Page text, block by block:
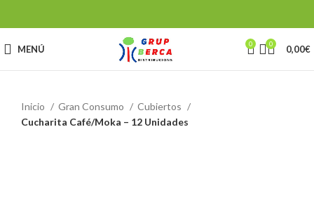
MENÚ 0 0 0,00€
Inicio Gran Consumo
Cubiertos
Cucharita Café/Moka – 12 Unidades